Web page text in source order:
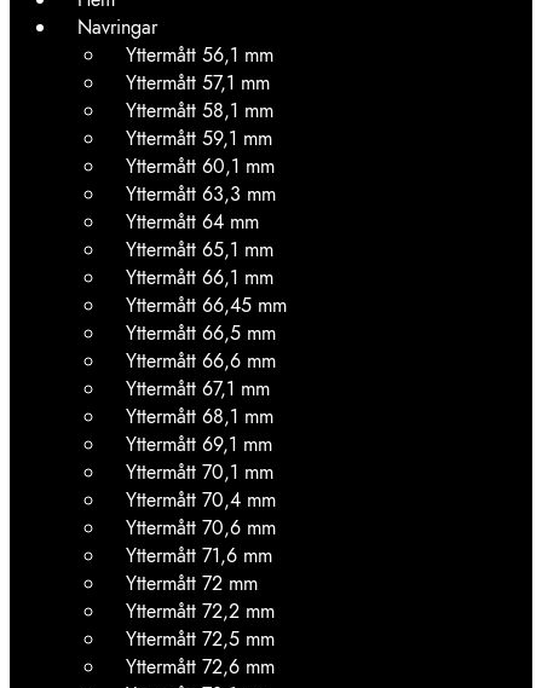
Navringar
Yttermått 56,1 mm
Yttermått 57,1 mm
Yttermått 58,1 mm
Yttermått 59,1 mm
Yttermått 60,1 mm
Yttermått 63,3 mm
Yttermått 64 mm
Yttermått 65,1 mm
Yttermått 66,1 mm
Yttermått 66,45 mm
Yttermått 66,5 mm
Yttermått 66,6 mm
Yttermått 67,1 mm
Yttermått 68,1 mm
Yttermått 69,1 mm
Yttermått 70,1 mm
Yttermått 70,4 mm
Yttermått 70,6 mm
Yttermått 71,6 mm
Yttermått 72 mm
Yttermått 72,2 mm
Yttermått 72,5 mm
Yttermått 72,6 mm